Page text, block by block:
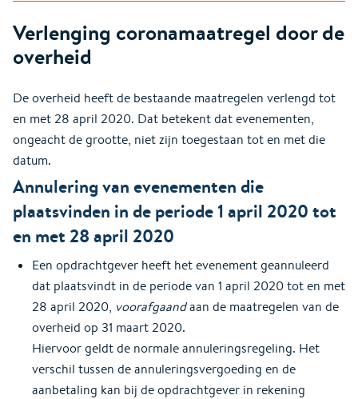
Verlenging coronamaatregel door de
overheid
De overheid heeft de bestaande maatregelen verlengd tot
en met 28 april 2020. Dat betekent dat evenementen,
ongeacht de grootte, niet zijn toegestaan tot en met die
datum.
Annulering van evenementen die
plaatsvinden in de periode 1 april 2020 tot
en met 28 april 2020
Een opdrachtgever heeft het evenement geannuleerd
dat plaatsvindt in de periode van 1 april 2020 tot en met
28 april 2020, voorafgaandaan de maatregelen van de
overheid op 31 maart 2020.
Hiervoor geldt de normale annuleringsregeling. Het
verschil tussen de annuleringsvergoeding en de
aanbetaling kan bij de opdrachtgever in rekening